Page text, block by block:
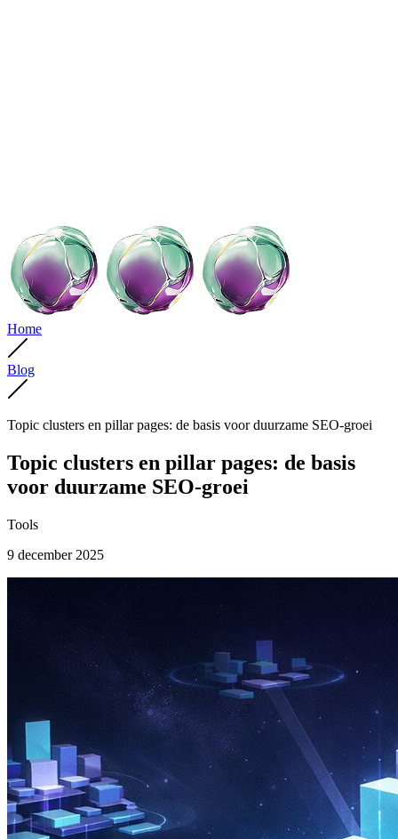
Home
Blog
Topic clusters en pillar pages: de basis voor duurzame SEO-groei
Topic clusters en pillar pages: de basis
voor duurzame SEO-groei
Tools
9 december 2025